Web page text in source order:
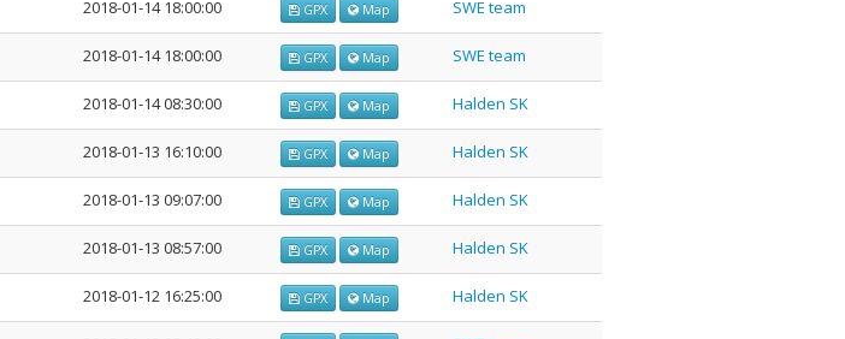
2018-01-14 18:00:00 GPX Map SWE team
2018-01-14 18:00:00 GPX Map SWE team
2018-01-14 08:30:00 GPX Map Halden SK
2018-01-13 16:10:00 GPX Map Halden SK
2018-01-13 09:07:00 GPX Map Halden SK
2018-01-13 08:57:00 GPX Map Halden SK
2018-01-12 16:25:00 GPX Map Halden SK